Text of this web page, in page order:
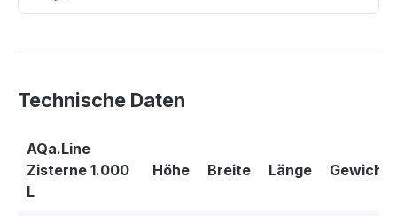
Technische Daten
AQa.Line
Zisterne 1.000
L
Höhe Breite Länge Gewicht